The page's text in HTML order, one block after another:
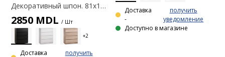
Декоративный шпон. 81x101x48 см.
2850 MDL / Шт
Доставка
получить
Доставка
-
получить
уведомление
Доступно в магазине